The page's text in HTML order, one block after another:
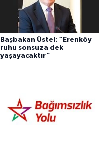
Başbakan Üstel: “Erenköy
ruhu sonsuza dek
yaşayacaktır”